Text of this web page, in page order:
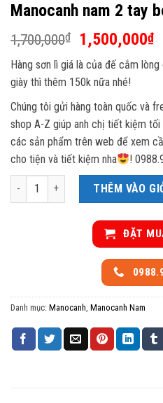
Manocanh nam 2 tay
1,700,000₫
Giá
gốc
là:
1,700,000₫.
1,500,000₫
Hàng sơn lì giá là của đế cắm
giày thì thêm 150k nữa nhé!
Chúng tôi gửi hàng toàn quốc và
shop A-Z giúp anh chị tiết kiệm
các sản phẩm trên web để xem
cho tiện và tiết kiệm nha
!
Manocanh nam 2 tay bo màu đen
THÊM VÀO
ĐẶT
Danh mục: Manocanh, Manocanh Nam